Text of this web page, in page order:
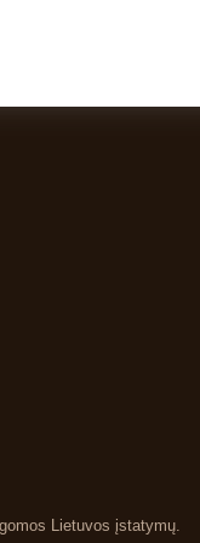
Lietuvos įstatymų.